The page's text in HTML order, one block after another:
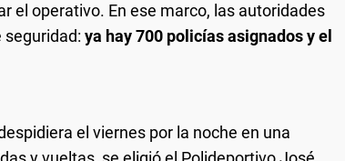
el operativo. En ese marco, las autoridades
ya hay 700 policías asignados y el
el viernes por la noche en una